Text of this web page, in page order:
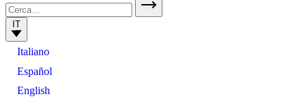
IT
Italiano
Español
English